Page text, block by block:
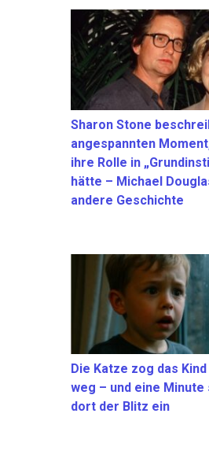
Sharon Stone
angespannten
ihre Rolle in
hätte – Michael
andere Geschichte
Die Katze zog das
weg – und eine
dort der Blitz ein